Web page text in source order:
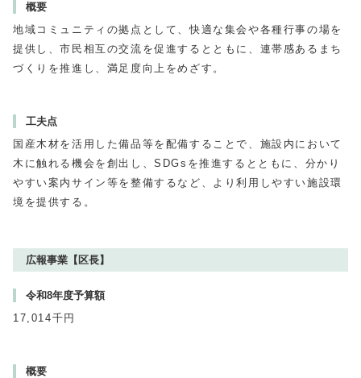
概要
地域コミュニティの拠点として、快適な集会や各種行事の場を
提供し、市民相互の交流を促進するとともに、連帯感あるまち
づくりを推進し、満足度向上をめざす。
工夫点
国産木材を活用した備品等を配備することで、施設内において
木に触れる機会を創出し、SDGsを推進するとともに、分かり
やすい案内サイン等を整備するなど、より利用しやすい施設環
境を提供する。
広報事業【区長】
令和8年度予算額
17,014千円
概要